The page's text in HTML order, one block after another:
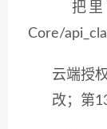
把里面
Core/
云端授权
改；第13